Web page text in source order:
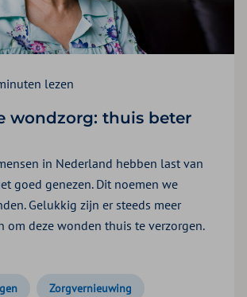
lezen
wondzorg: thuis beter
in Nederland hebben last van
goed genezen. Dit noemen we
Gelukkig zijn er steeds meer
om deze wonden thuis te verzorgen.
Zorgvernieuwing